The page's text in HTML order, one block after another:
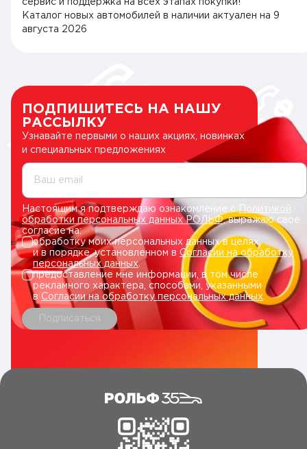
сервис и поддержка на всех этапах покупки!
Каталог новых автомобилей в наличии актуален на 9
августа 2026
ПОДПИШИТЕСЬ НА НАШУ
РАССЫЛКУ
Узнавайте первыми о наших акциях, новинках
и специальных предложениях
Ваш email
Настоящим я подтверждаю ознакомление сПолитикой
обработки персональных данных РОЛЬФ, выражаю свое
согласие на:
обработку моих персональных данных в целях
и в порядке, установленном в Согласии на обработку
персональных данных.
предоставление мне информации, в том числе
рекламного характера, способами, указанными
в Согласии на обработку персональных данных
Подписаться